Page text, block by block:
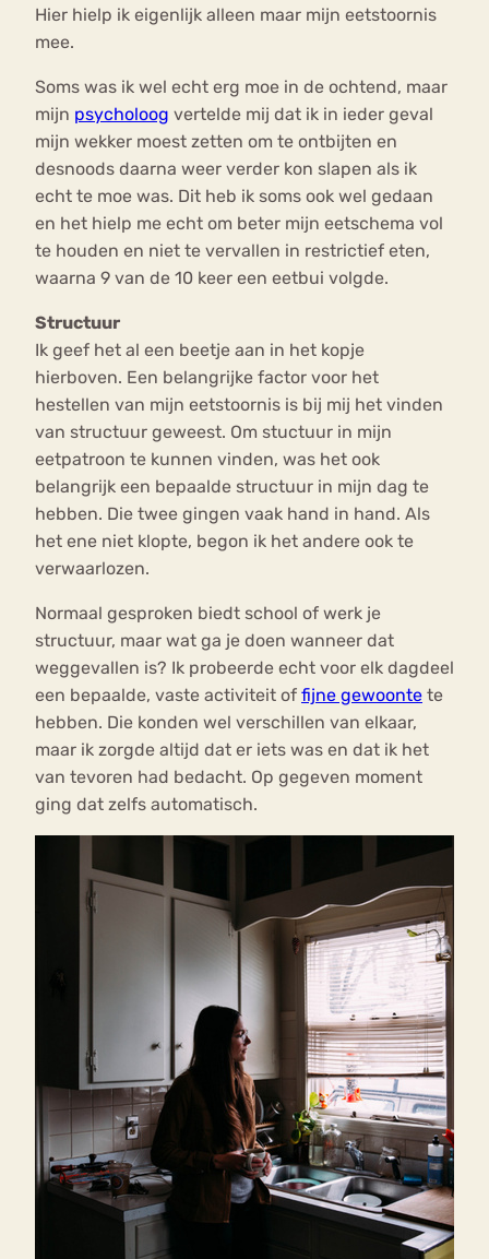
Hier hielp ik eigenlijk alleen maar mijn eetstoornis
mee.
Soms was ik wel echt erg moe in de ochtend, maar
mijn psycholoog vertelde mij dat ik in ieder geval
mijn wekker moest zetten om te ontbijten en
desnoods daarna weer verder kon slapen als ik
echt te moe was. Dit heb ik soms ook wel gedaan
en het hielp me echt om beter mijn eetschema vol
te houden en niet te vervallen in restrictief eten,
waarna 9 van de 10 keer een eetbui volgde.
Structuur
Ik geef het al een beetje aan in het kopje
hierboven. Een belangrijke factor voor het
hestellen van mijn eetstoornis is bij mij het vinden
van structuur geweest. Om stuctuur in mijn
eetpatroon te kunnen vinden, was het ook
belangrijk een bepaalde structuur in mijn dag te
hebben. Die twee gingen vaak hand in hand. Als
het ene niet klopte, begon ik het andere ook te
verwaarlozen.
Normaal gesproken biedt school of werk je
structuur, maar wat ga je doen wanneer dat
weggevallen is? Ik probeerde echt voor elk dagdeel
een bepaalde, vaste activiteit of fijne gewoonte te
hebben. Die konden wel verschillen van elkaar,
maar ik zorgde altijd dat er iets was en dat ik het
van tevoren had bedacht. Op gegeven moment
ging dat zelfs automatisch.